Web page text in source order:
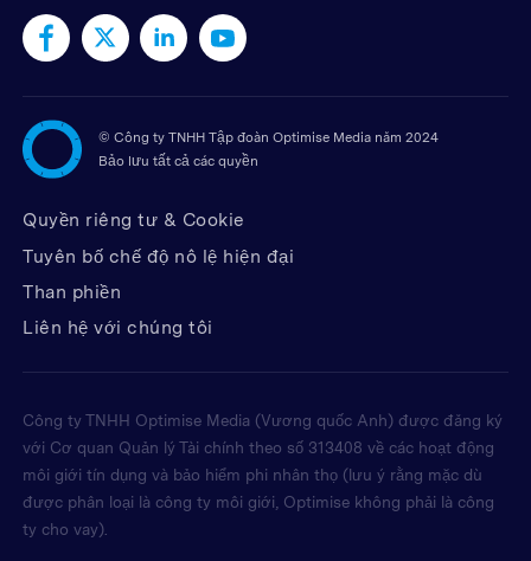
© Công ty TNHH Tập đoàn Optimise Media năm 2024
Bảo lưu tất cả các quyền
Quyền riêng tư & Cookie
Tuyên bố chế độ nô lệ hiện đại
Than phiền
Liên hệ với chúng tôi
Công ty TNHH Optimise Media (Vương quốc Anh) được đăng ký
với Cơ quan Quản lý Tài chính theo số 313408 về các hoạt động
môi giới tín dụng và bảo hiểm phi nhân thọ (lưu ý rằng mặc dù
được phân loại là công ty môi giới, Optimise không phải là công
ty cho vay).